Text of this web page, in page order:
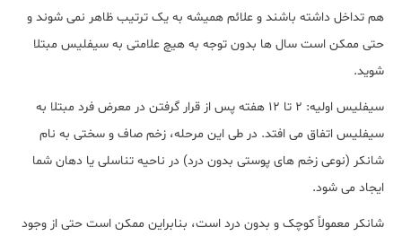
هم تداخل داشته باشند و علائم همیشه به یک ترتیب ظاهر نمی شوند و
حتی ممکن است سال ها بدون توجه به هیچ علامتی به سیفلیس مبتلا
شوید.
سیفلیس اولیه: 2 تا 12 هفته پس از قرار گرفتن در معرض فرد مبتلا به
سیفلیس اتفاق می افتد. در طی این مرحله، زخم صاف و سختی به نام
شانکر (نوعی زخم های پوستی بدون درد) در ناحیه تناسلی یا دهان شما
ایجاد می شود.
شانکر معمولاً کوچک و بدون درد است، بنابراین ممکن است حتی از وجود